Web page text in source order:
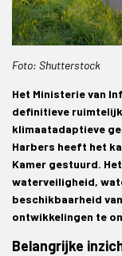
Foto: Shutterstock
Het Ministerie van
definitieve
klimaatadaptieve
Harbers heeft het
Kamer gestuurd.
waterveiligheid,
beschikbaarheid
ontwikkelingen te
Belangrijke